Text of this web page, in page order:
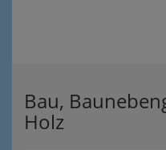
Bau,
Holz